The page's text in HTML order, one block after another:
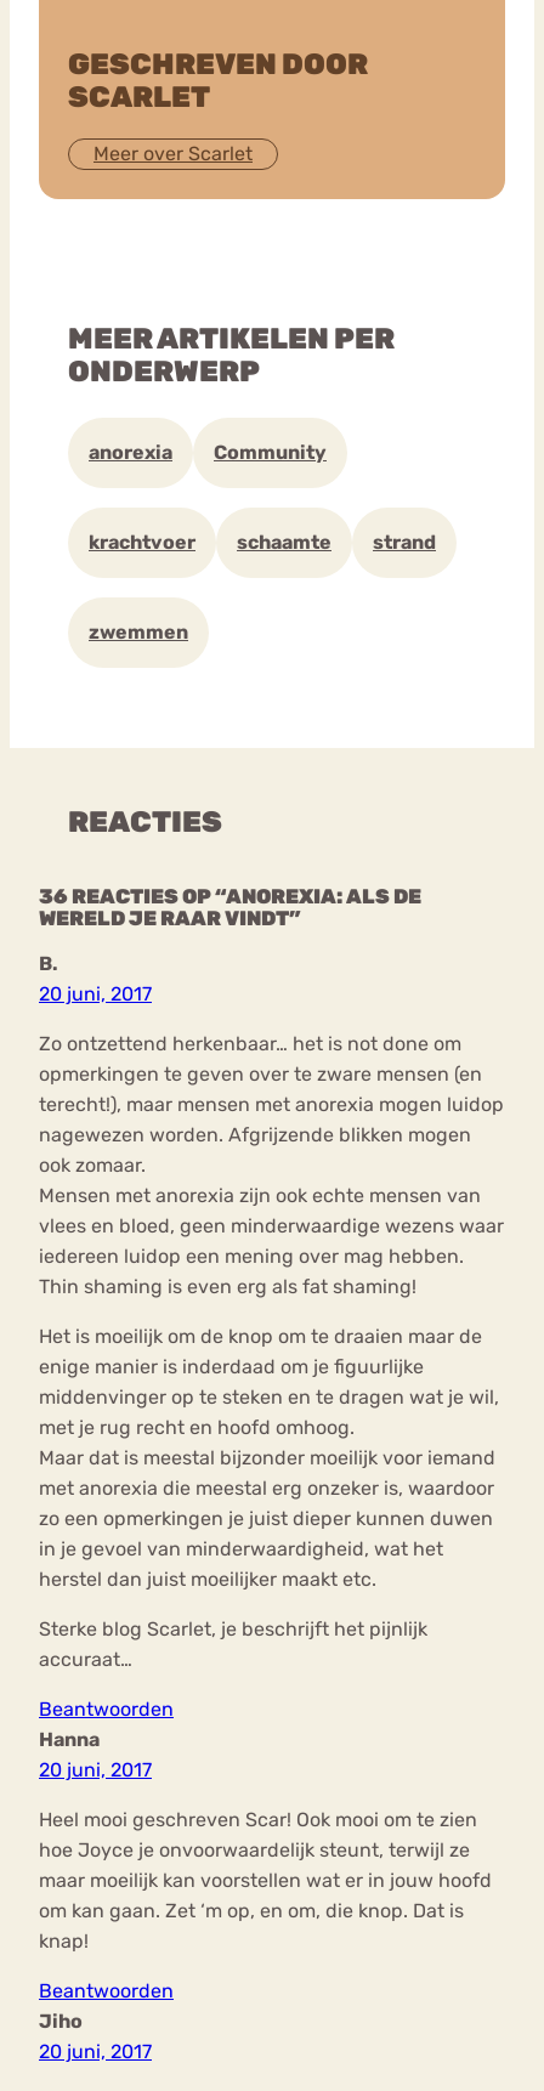
GESCHREVEN DOOR
SCARLET
Meer over Scarlet
MEER ARTIKELEN PER
ONDERWERP
anorexia Community
krachtvoer schaamte strand
zwemmen
REACTIES
36 REACTIES OP “ANOREXIA: ALS DE
WERELD JE RAAR VINDT”
B.
20 juni, 2017
Zo ontzettend herkenbaar… het is not done om
opmerkingen te geven over te zware mensen (en
terecht!), maar mensen met anorexia mogen luidop
nagewezen worden. Afgrijzende blikken mogen
ook zomaar.
Mensen met anorexia zijn ook echte mensen van
vlees en bloed, geen minderwaardige wezens waar
iedereen luidop een mening over mag hebben.
Thin shaming is even erg als fat shaming!
Het is moeilijk om de knop om te draaien maar de
enige manier is inderdaad om je figuurlijke
middenvinger op te steken en te dragen wat je wil,
met je rug recht en hoofd omhoog.
Maar dat is meestal bijzonder moeilijk voor iemand
met anorexia die meestal erg onzeker is, waardoor
zo een opmerkingen je juist dieper kunnen duwen
in je gevoel van minderwaardigheid, wat het
herstel dan juist moeilijker maakt etc.
Sterke blog Scarlet, je beschrijft het pijnlijk
accuraat…
Beantwoorden
Hanna
20 juni, 2017
Heel mooi geschreven Scar! Ook mooi om te zien
hoe Joyce je onvoorwaardelijk steunt, terwijl ze
maar moeilijk kan voorstellen wat er in jouw hoofd
om kan gaan. Zet ‘m op, en om, die knop. Dat is
knap!
Beantwoorden
Jiho
20 juni, 2017